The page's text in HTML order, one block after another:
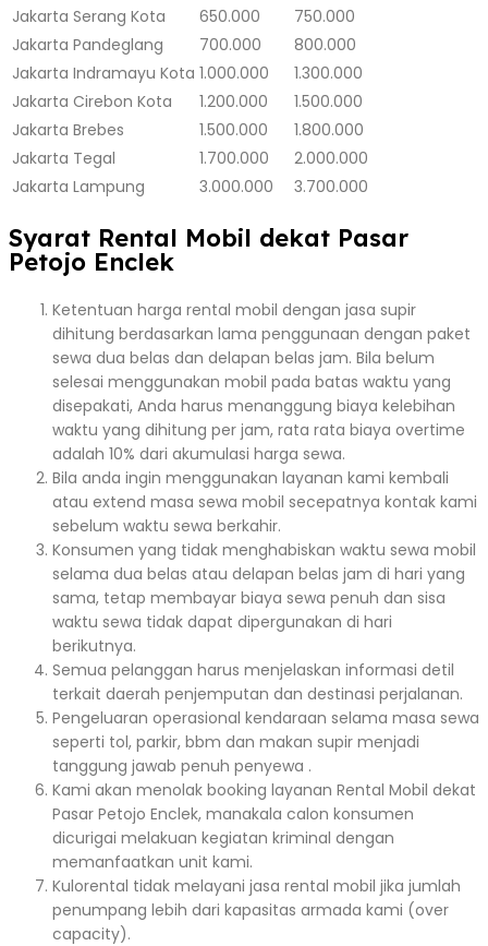
Jakarta Serang Kota 650.000
750.000
Jakarta Pandeglang 700.000
800.000
Jakarta Indramayu Kota 1.000.000
1.300.000
Jakarta Cirebon Kota 1.200.000
1.500.000
Jakarta Brebes 1.500.000
1.800.000
Jakarta Tegal 1.700.000
2.000.000
Jakarta Lampung 3.000.000 3.700.000
Syarat Rental Mobil dekat Pasar
Petojo Enclek
Ketentuan harga rental mobil dengan jasa supir
dihitung berdasarkan lama penggunaan dengan paket
sewa dua belas dan delapan belas jam. Bila belum
selesai menggunakan mobil pada batas waktu yang
disepakati, Anda harus menanggung biaya kelebihan
waktu yang dihitung per jam, rata rata biaya overtime
adalah 10% dari akumulasi harga sewa.
Bila anda ingin menggunakan layanan kami kembali
atau extend masa sewa mobil secepatnya kontak kami
sebelum waktu sewa berkahir.
Konsumen yang tidak menghabiskan waktu sewa mobil
selama dua belas atau delapan belas jam di hari yang
sama, tetap membayar biaya sewa penuh dan sisa
waktu sewa tidak dapat dipergunakan di hari
berikutnya.
Semua pelanggan harus menjelaskan informasi detil
terkait daerah penjemputan dan destinasi perjalanan.
Pengeluaran operasional kendaraan selama masa sewa
seperti tol, parkir, bbm dan makan supir menjadi
tanggung jawab penuh penyewa .
Kami akan menolak booking layanan Rental Mobil dekat
Pasar Petojo Enclek, manakala calon konsumen
dicurigai melakuan kegiatan kriminal dengan
memanfaatkan unit kami.
Kulorental tidak melayani jasa rental mobil jika jumlah
penumpang lebih dari kapasitas armada kami (over
capacity).